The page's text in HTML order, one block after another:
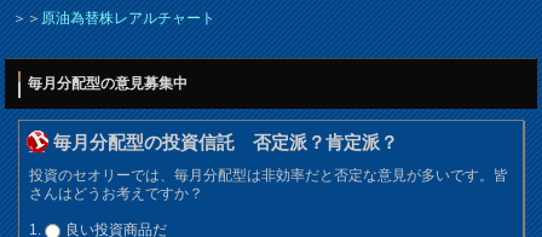
＞＞原油為替株レアルチャート
毎月分配型の意見募集中
毎月分配型の投資信託 否定派？肯定派？
投資のセオリーでは、毎月分配型は非効率だと否定な意見が多いです。皆
さんはどうお考えですか？
良い投資商品だ